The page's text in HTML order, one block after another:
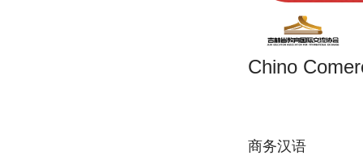
Chino
商务汉语